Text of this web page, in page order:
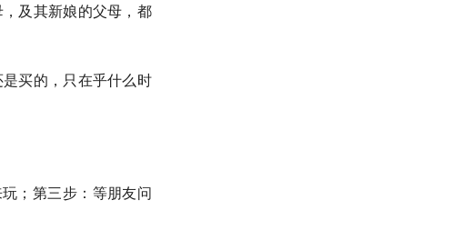
及其新娘的父母，都
买的，只在乎什么时
；第三步：等朋友问